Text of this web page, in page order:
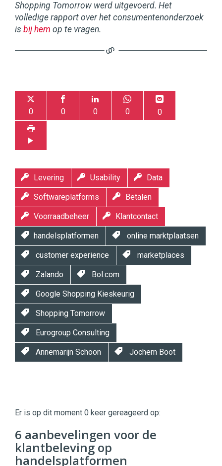
Shopping Tomorrow werd uitgevoerd. Het
volledige rapport over het consumentenonderzoek
is bij hem op te vragen.
0 0 0 0 0
Levering Usability Data
Softwareplatforms Betalen
Voorraadbeheer Klantcontact
handelsplatformen online marktplaatsen
customer experience marketplaces
Zalando Bol.com
Google Shopping Kieskeurig
Shopping Tomorrow
Eurogroup Consulting
Annemarijn Schoon Jochem Boot
|
Digital
Commerce https://twinklemagazine.nl
9654
Er is op dit moment 0 keer gereageerd op:
6 aanbevelingen voor de
klantbeleving op
handelsplatformen